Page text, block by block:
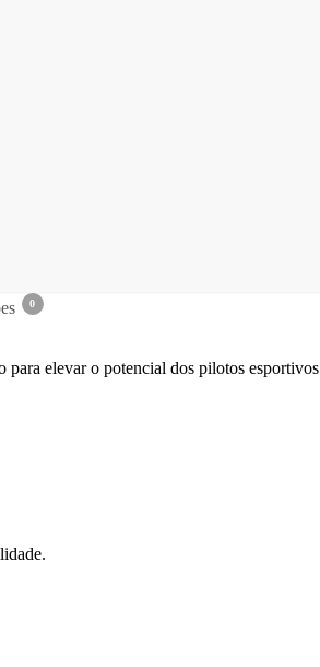
0
elevar o potencial dos pilotos esportivos